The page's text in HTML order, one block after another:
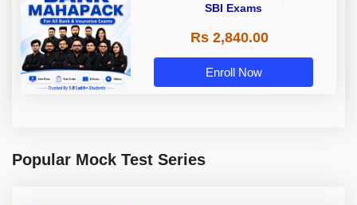
SBI Exams
Rs 2,840.00
Enroll Now
Popular Mock Test Series